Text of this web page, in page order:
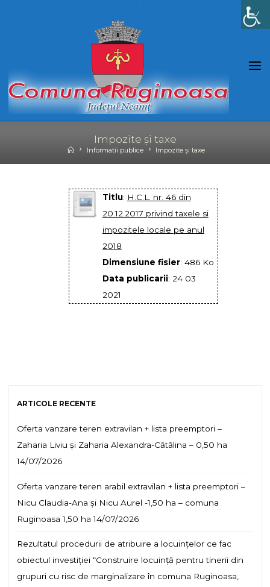
Impozite și taxe
HomeInformatii publice Impozite și taxe
Titlu: H.C.L. nr. 46 din
20.12.2017 privind taxele si
impozitele locale pe anul
2018
Dimensiune fisier: 486 Ko
Data publicarii: 24 03
2021
ARTICOLE RECENTE
Oferta vanzare teren extravilan + lista preemptori –
Zaharia Liviu și Zaharia Alexandra-Cătălina – 0,50 ha
14/07/2026
Oferta vanzare teren arabil extravilan + lista preemptori –
Nicu Claudia-Ana și Nicu Aurel -1,50 ha – comuna
Ruginoasa 1,50 ha 14/07/2026
Rezultatul procedurii de atribuire a locuințelor ce fac
obiectul investiției “Construire locuință pentru tinerii din
grupuri cu risc de marginalizare în comuna Ruginoasa,